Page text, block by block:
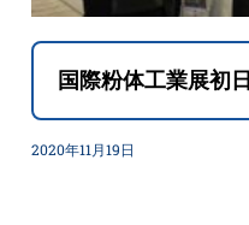
国際粉体工業展初日
2020年11月19日